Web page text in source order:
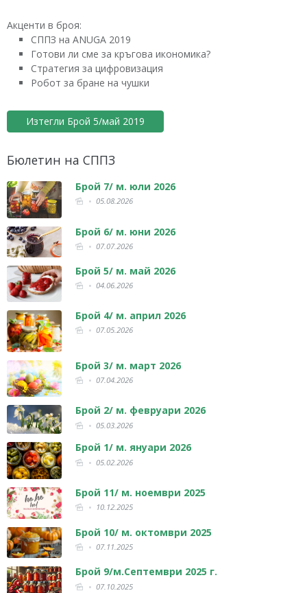
Акценти в броя:
СППЗ на ANUGA 2019
Готови ли сме за кръгова икономика?
Стратегия за цифровизация
Робот за бране на чушки
Изтегли Брой 5/май 2019
Бюлетин на СППЗ
Брой 7/ м. юли 2026
05.08.2026
Брой 6/ м. юни 2026
07.07.2026
Брой 5/ м. май 2026
04.06.2026
Брой 4/ м. април 2026
07.05.2026
Брой 3/ м. март 2026
07.04.2026
Брой 2/ м. февруари 2026
05.03.2026
Брой 1/ м. януари 2026
05.02.2026
Брой 11/ м. ноември 2025
10.12.2025
Брой 10/ м. октомври 2025
07.11.2025
Брой 9/м.Септември 2025 г.
07.10.2025